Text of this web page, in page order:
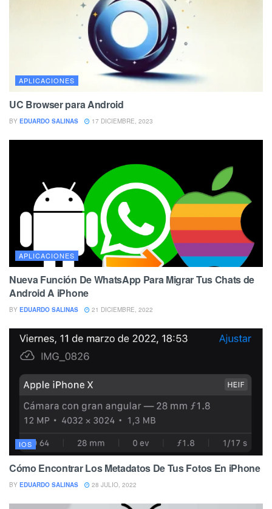
APLICACIONES
UC Browser para Android
BY EDUARDO SALINAS 17 DICIEMBRE, 2023
APLICACIONES
Nueva Función De WhatsApp Para Migrar Tus Chats de
Android A iPhone
BY EDUARDO SALINAS 21 DICIEMBRE, 2022
IOS
Cómo Encontrar Los Metadatos De Tus Fotos En iPhone
BY EDUARDO SALINAS 28 JULIO, 2022